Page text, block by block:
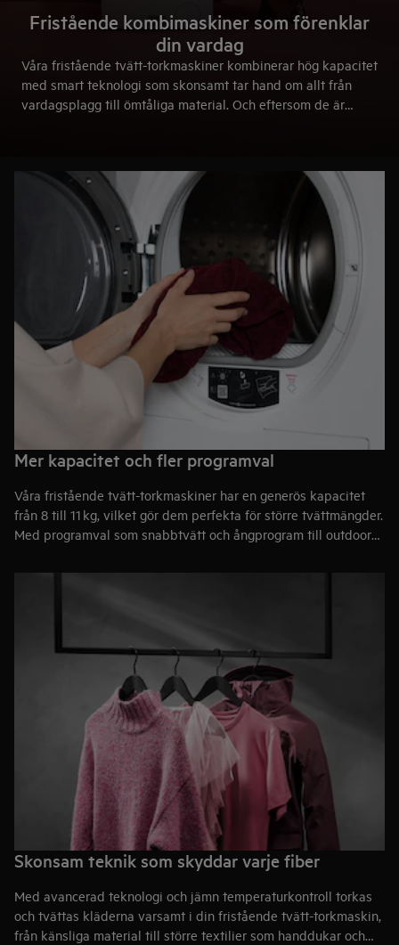
Fristående kombimaskiner som förenklar
din vardag
Våra fristående tvätt-torkmaskiner kombinerar hög kapacitet
med smart teknologi som skonsamt tar hand om allt från
vardagsplagg till ömtåliga material. Och eftersom de är
Mer kapacitet och fler programval
Våra fristående tvätt-torkmaskiner har en generös kapacitet
från 8 till 11 kg, vilket gör dem perfekta för större tvättmängder.
Med programval som snabbtvätt och ångprogram till outdoor
effektivt och skonsamt.
Skonsam teknik som skyddar varje fiber
Med avancerad teknologi och jämn temperaturkontroll torkas
och tvättas kläderna varsamt i din fristående tvätt-torkmaskin,
från känsliga material till större textilier som handdukar och